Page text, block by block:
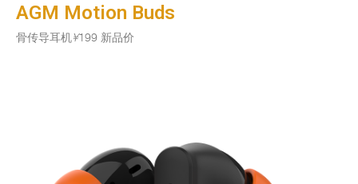
AGM Motion Buds
骨传导耳机¥199 新品价